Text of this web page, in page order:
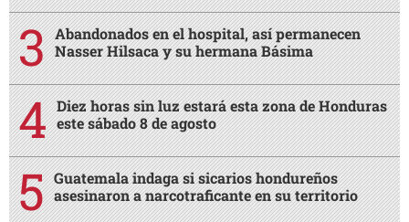
Abandonados en el hospital, así permanecen
Nasser Hilsaca y su hermana Básima
Diez horas sin luz estará esta zona de Honduras
este sábado 8 de agosto
Guatemala indaga si sicarios hondureños
asesinaron a narcotraficante en su territorio